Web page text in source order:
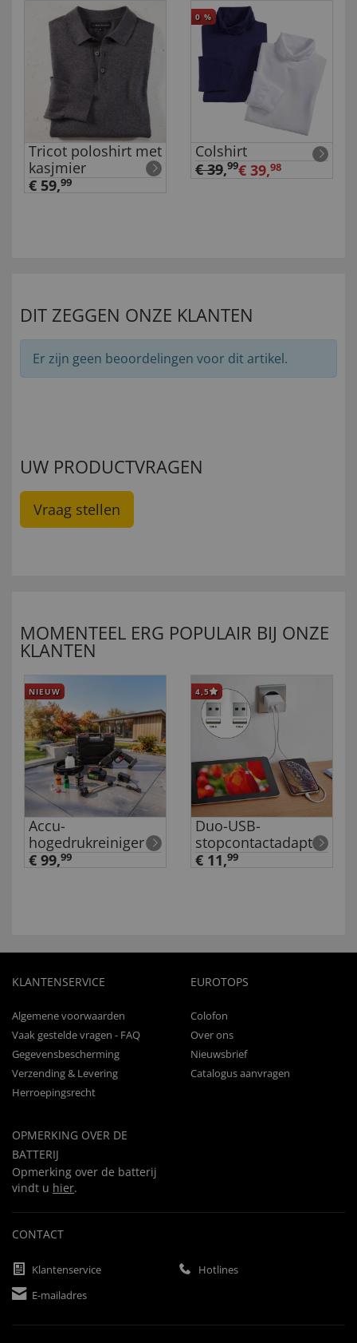
Tricot poloshirt met
kasjmier
€ 59,99
0 %
Colshirt
€ 39,99€ 39,98
DIT ZEGGEN ONZE KLANTEN
Er zijn geen beoordelingen voor dit artikel.
UW PRODUCTVRAGEN
Vraag stellen
MOMENTEEL ERG POPULAIR BIJ ONZE
KLANTEN
NIEUW
Accu-
hogedrukreiniger
€ 99,99
4,5
Duo-USB-
stopcontactadapter
€ 11,99
KLANTENSERVICE
Algemene voorwaarden
Vaak gestelde vragen - FAQ
Gegevensbescherming
Verzending & Levering
Herroepingsrecht
OPMERKING OVER DE
BATTERIJ
Opmerking over de batterij
vindt u hier.
EUROTOPS
Colofon
Over ons
Nieuwsbrief
Catalogus aanvragen
CONTACT
Klantenservice
Hotlines
E-mailadres